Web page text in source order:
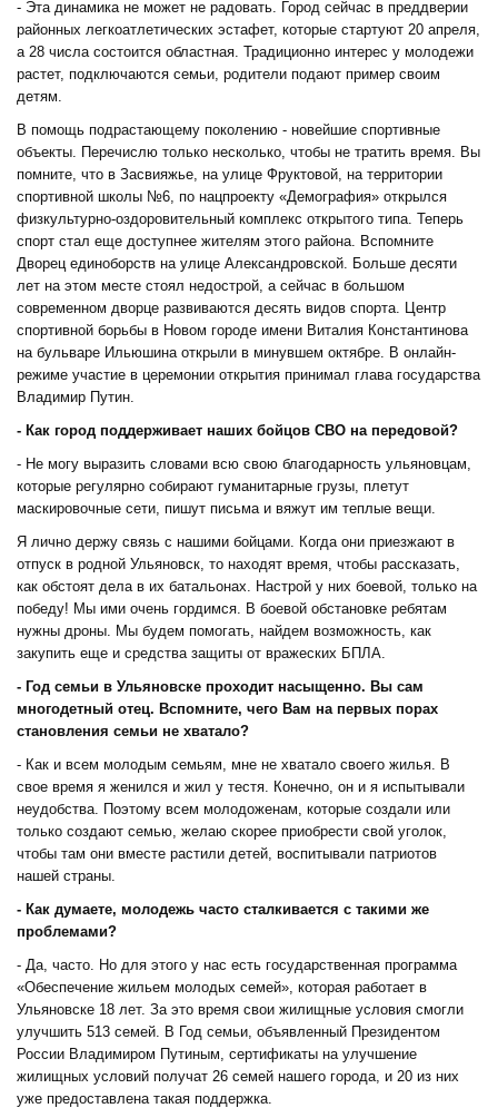
- Эта динамика не может не радовать. Город сейчас в преддверии
районных легкоатлетических эстафет, которые стартуют 20 апреля,
а 28 числа состоится областная. Традиционно интерес у молодежи
растет, подключаются семьи, родители подают пример своим
детям.
В помощь подрастающему поколению - новейшие спортивные
объекты. Перечислю только несколько, чтобы не тратить время. Вы
помните, что в Засвияжье, на улице Фруктовой, на территории
спортивной школы №6, по нацпроекту «Демография» открылся
физкультурно-оздоровительный комплекс открытого типа. Теперь
спорт стал еще доступнее жителям этого района. Вспомните
Дворец единоборств на улице Александровской. Больше десяти
лет на этом месте стоял недострой, а сейчас в большом
современном дворце развиваются десять видов спорта. Центр
спортивной борьбы в Новом городе имени Виталия Константинова
на бульваре Ильюшина открыли в минувшем октябре. В онлайн-
режиме участие в церемонии открытия принимал глава государства
Владимир Путин.
- Как город поддерживает наших бойцов СВО на передовой?
- Не могу выразить словами всю свою благодарность ульяновцам,
которые регулярно собирают гуманитарные грузы, плетут
маскировочные сети, пишут письма и вяжут им теплые вещи.
Я лично держу связь с нашими бойцами. Когда они приезжают в
отпуск в родной Ульяновск, то находят время, чтобы рассказать,
как обстоят дела в их батальонах. Настрой у них боевой, только на
победу! Мы ими очень гордимся. В боевой обстановке ребятам
нужны дроны. Мы будем помогать, найдем возможность, как
закупить еще и средства защиты от вражеских БПЛА.
- Год семьи в Ульяновске проходит насыщенно. Вы сам
многодетный отец. Вспомните, чего Вам на первых порах
становления семьи не хватало?
- Как и всем молодым семьям, мне не хватало своего жилья. В
свое время я женился и жил у тестя. Конечно, он и я испытывали
неудобства. Поэтому всем молодоженам, которые создали или
только создают семью, желаю скорее приобрести свой уголок,
чтобы там они вместе растили детей, воспитывали патриотов
нашей страны.
- Как думаете, молодежь часто сталкивается с такими же
проблемами?
- Да, часто. Но для этого у нас есть государственная программа
«Обеспечение жильем молодых семей», которая работает в
Ульяновске 18 лет. За это время свои жилищные условия смогли
улучшить 513 семей. В Год семьи, объявленный Президентом
России Владимиром Путиным, сертификаты на улучшение
жилищных условий получат 26 семей нашего города, и 20 из них
уже предоставлена такая поддержка.